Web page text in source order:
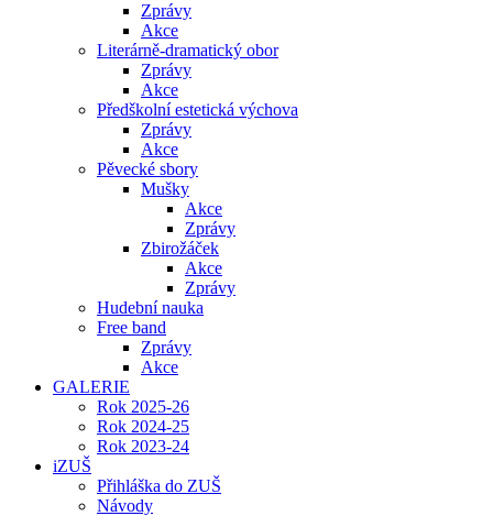
Zprávy
Akce
Literárně-dramatický obor
Zprávy
Akce
Předškolní estetická výchova
Zprávy
Akce
Pěvecké sbory
Mušky
Akce
Zprávy
Zbirožáček
Akce
Zprávy
Hudební nauka
Free band
Zprávy
Akce
GALERIE
Rok 2025-26
Rok 2024-25
Rok 2023-24
iZUŠ
Přihláška do ZUŠ
Návody